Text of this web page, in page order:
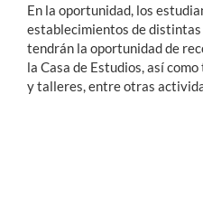
English
En la oportunidad, los
establecimientos de distintas
tendrán la oportunidad de
la Casa de Estudios, así
y talleres, entre otras